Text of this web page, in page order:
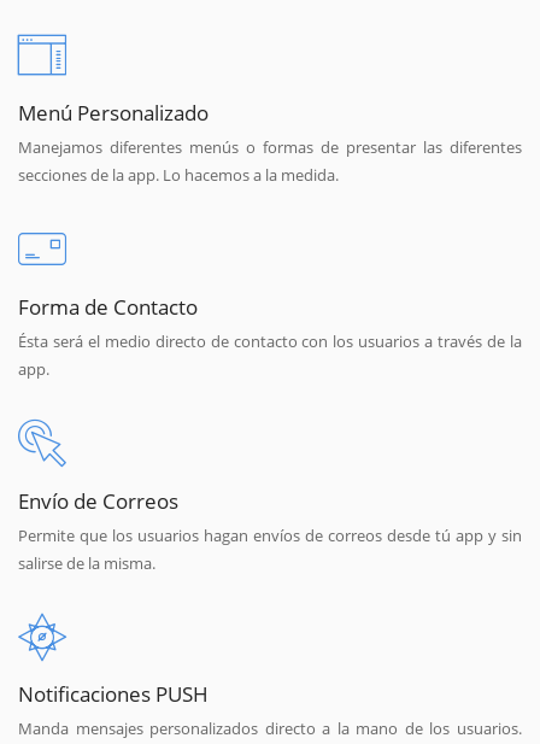
Menú Personalizado
Manejamos diferentes menús o formas de presentar las diferentes
secciones de la app. Lo hacemos a la medida.
Forma de Contacto
Ésta será el medio directo de contacto con los usuarios a través de la
app.
Envío de Correos
Permite que los usuarios hagan envíos de correos desde tú app y sin
salirse de la misma.
Notificaciones PUSH
Manda mensajes personalizados directo a la mano de los usuarios.